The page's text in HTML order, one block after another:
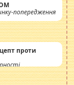
попередження
проти